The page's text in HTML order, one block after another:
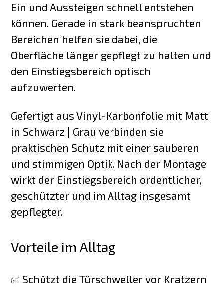
Ein und Aussteigen schnell entstehen
können. Gerade in stark beanspruchten
Bereichen helfen sie dabei, die
Oberfläche länger gepflegt zu halten und
den Einstiegsbereich optisch
aufzuwerten.
Gefertigt aus Vinyl-Karbonfolie mit Matt
in Schwarz | Grau verbinden sie
praktischen Schutz mit einer sauberen
und stimmigen Optik. Nach der Montage
wirkt der Einstiegsbereich ordentlicher,
geschützter und im Alltag insgesamt
gepflegter.
Vorteile im Alltag
✅ Schützt die Türschweller vor Kratzern